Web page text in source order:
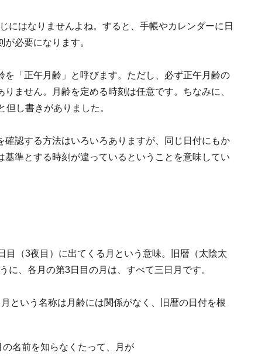
にはなりませんよね。すると、手帳やカレンダーに日
必要になります。
「正午月齢」と呼びます。ただし、必ず正午月齢の
ません。月齢を定める時刻は任意です。ちなみに、
し書きがありました。
認する方法はいろいろありますが、同じ日付にもか
準とする時刻が違っているということを意味してい
目（3夜目）に出てくる月という意味。旧暦（太陰太
、各月の第3日目の月は、すべて三日月です。
という名称は月齢には関係がなく、旧暦の日付を根